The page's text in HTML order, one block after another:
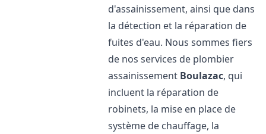
d'assainissement, ainsi que dans
la détection et la réparation de
fuites d'eau. Nous sommes fiers
de nos services de plombier
assainissement Boulazac, qui
incluent la réparation de
robinets, la mise en place de
système de chauffage, la